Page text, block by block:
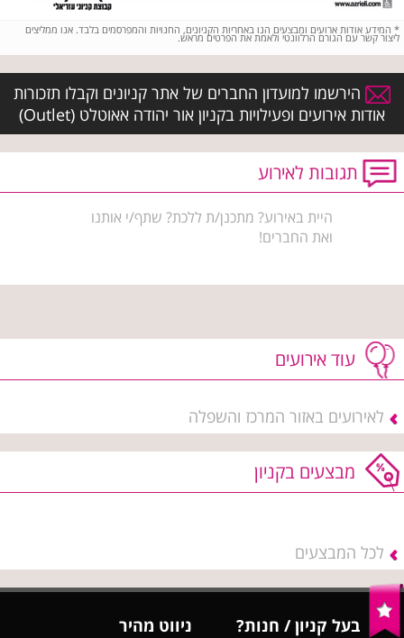
* המידע אודות ארועים ומבצעים הנו באחריות הקניונים, החנויות והמפרסמים בלבד. אנו ממליצים
ליצור קשר עם הגורם הרלוונטי ולאמת את הפרטים מראש.
הירשמו למועדון החברים של אתר קניונים וקבלו תזכורות
אודות אירועים ופעילויות בקניון אור יהודה אאוטלט (Outlet)
תגובות לאירוע
היית באירוע? מתכנן/ת ללכת? שתף/י אותנו
ואת החברים!
עוד אירועים
לאירועים באזור המרכז והשפלה
מבצעים בקניון
לכל המבצעים
בעל קניון / חנות?
ניווט מהיר